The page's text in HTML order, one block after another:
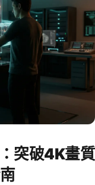
突破4K畫質